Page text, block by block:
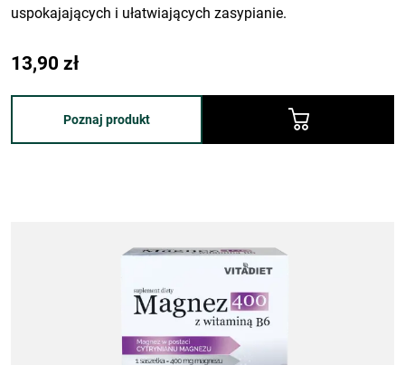
uspokajających i ułatwiających zasypianie.
13,90 zł
Poznaj produkt